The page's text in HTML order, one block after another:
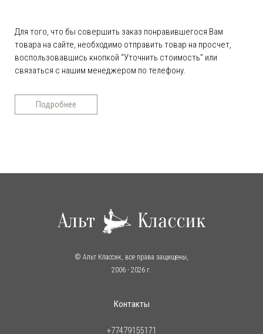
Для того, что бы совершить заказ понравившегося Вам
товара на сайте, необходимо отправить товар на просчет,
воспользовавшись кнопкой “Уточнить стоимость” или
связаться с нашим менеджером по телефону.
Подробнее
© Альт Классик, все права защищены,
2006 - 2026 г.
Контакты
+77479155171